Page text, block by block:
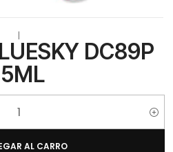
DC89P
AL CARRO